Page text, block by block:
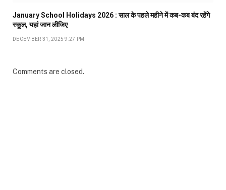
January School Holidays 2026 : साल के पहले महीने में कब-कब बंद रहेंगे
स्कूल, यहां जान लीजिए
DECEMBER 31, 2025 9:27 PM
Comments are closed.